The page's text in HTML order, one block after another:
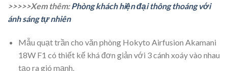
>>>>>Xem thêm:Phòng khách hiện đại thông thoáng với
ánh sáng tự nhiên
Mẫu quạt trần cho văn phòng Hokyto Airfusion Akamani
18W F1 có thiết kế khá đơn giản với 3 cánh xoáy vào nhau
tạo ra gió mạnh.